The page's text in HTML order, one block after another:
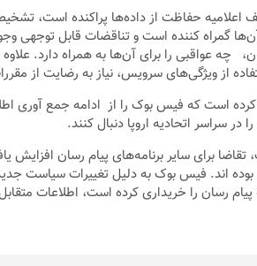
شوند
اعلامیه حفاظت از داده‌ها پراکنده است،
گمراه کننده است و تناقضات قابل توجهی
چه عواقبی را برای آن‌ها به همراه دارد. علاوه
از ویژگی‌های سرویس، نیاز به رضایت از
است که فیس بوک را از ادامه جمع آوری
در سراسر اتحادیه اروپا دنبال کنند.
برای سایر برنامه‌های پیام رسان افزایش
اند. فیس بوک به دلیل تغییرات سیاست